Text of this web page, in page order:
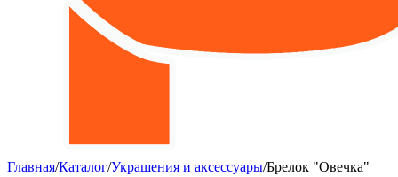
Главная/Каталог/Украшения и аксессуары/Брелок "Овечка"